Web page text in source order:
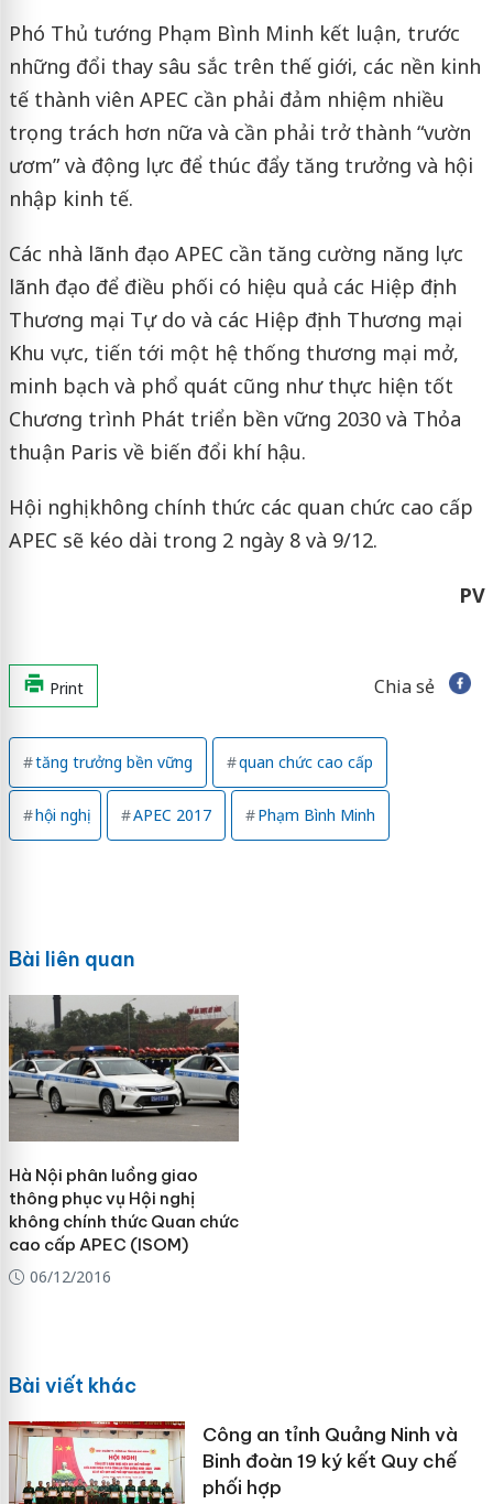
Phó Thủ tướng Phạm Bình Minh kết luận, trước
những đổi thay sâu sắc trên thế giới, các nền kinh
tế thành viên APEC cần phải đảm nhiệm nhiều
trọng trách hơn nữa và cần phải trở thành “vườn
ươm” và động lực để thúc đẩy tăng trưởng và hội
nhập kinh tế.
Các nhà lãnh đạo APEC cần tăng cường năng lực
lãnh đạo để điều phối có hiệu quả các Hiệp định
Thương mại Tự do và các Hiệp định Thương mại
Khu vực, tiến tới một hệ thống thương mại mở,
minh bạch và phổ quát cũng như thực hiện tốt
Chương trình Phát triển bền vững 2030 và Thỏa
thuận Paris về biến đổi khí hậu.
Hội nghị không chính thức các quan chức cao cấp
APEC sẽ kéo dài trong 2 ngày 8 và 9/12.
PV
Print Chia sẻ
tăng trưởng bền vững quan chức cao cấp
hội nghị APEC 2017 Phạm Bình Minh
Bài liên quan
Hà Nội phân luồng giao
thông phục vụ Hội nghị
không chính thức Quan chức
cao cấp APEC (ISOM)
06/12/2016
Bài viết khác
Công an tỉnh Quảng Ninh và
Binh đoàn 19 ký kết Quy chế
phối hợp